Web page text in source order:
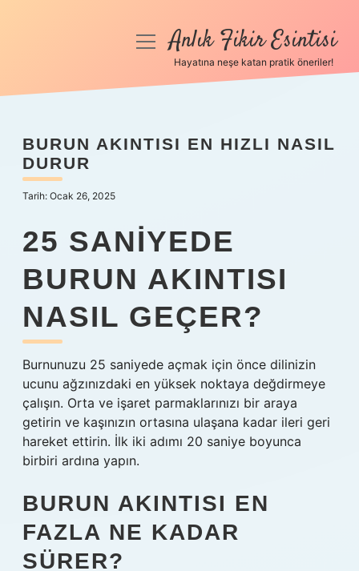
Anasayfa
Yasal Uyarı
Hakkımızda
menüyüAnlık Fikir Esintisi
Hayatına neşe katan pratik öneriler!
BURUN AKINTISI EN HIZLI NASIL
DURUR
Tarih: Ocak 26, 2025
25 SANIYEDE
BURUN AKINTISI
NASIL GEÇER?
Burnunuzu 25 saniyede açmak için önce dilinizin
ucunu ağzınızdaki en yüksek noktaya değdirmeye
çalışın. Orta ve işaret parmaklarınızı bir araya
getirin ve kaşınızın ortasına ulaşana kadar ileri geri
hareket ettirin. İlk iki adımı 20 saniye boyunca
birbiri ardına yapın.
BURUN AKINTISI EN
FAZLA NE KADAR
SÜRER?